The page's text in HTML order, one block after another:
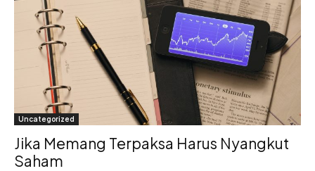
Uncategorized
Jika Memang Terpaksa Harus Nyangkut
Saham